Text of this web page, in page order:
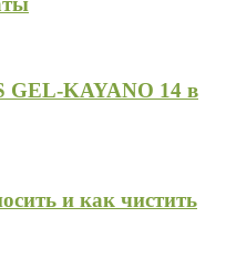
GEL-KAYANO 14 в
и как чистить